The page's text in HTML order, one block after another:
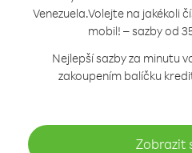
Venezuela.Volejte na jakékoli
mobil! – sazby od
Nejlepší sazby za minutu
zakoupením balíčku
Zobrazit